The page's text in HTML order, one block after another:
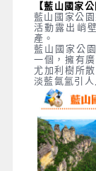
【藍山國家
藍山國家公
活動露出峭
產。
藍山國家公
一個，擁有
尤加利樹所
淡藍氤氳引人